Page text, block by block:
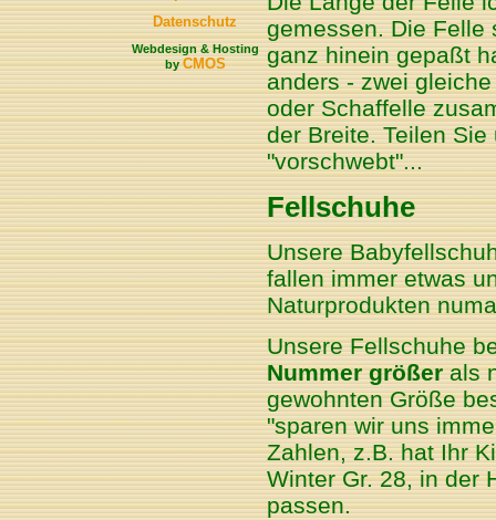
Datenschutz
Webdesign & Hosting
byCMOS
gemessen. Die Felle
ganz hinein gepaßt
anders - zwei
oder Schaffelle
der Breite. Teilen
"vorschwebt"...
Fellschuhe
Unsere
fallen immer etwas
Naturprodukten
Unsere Fellschuhe
Nummer größerals
gewohnten Größe
"sparen wir uns
Zahlen, z.B. hat Ihr
Winter Gr. 28, in der
passen.